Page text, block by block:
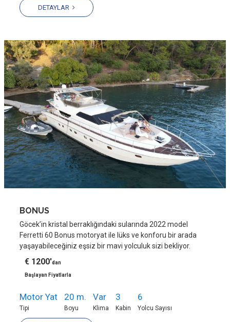
DETAYLAR
BONUS
Göcek’in kristal berraklığındaki sularında 2022 model
Ferretti 60 Bonus motoryat ile lüks ve konforu bir arada
yaşayabileceğiniz eşsiz bir mavi yolculuk sizi bekliyor.
€ 1200'dan
Başlayan Fiyatlarla
Motor Yat
Tipi
20 m.
Boyu
Var
Klima
3
Kabin
6
Yolcu Sayısı